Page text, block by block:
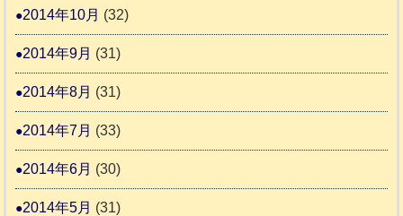
2014年10月 (32)
2014年9月 (31)
2014年8月 (31)
2014年7月 (33)
2014年6月 (30)
2014年5月 (31)